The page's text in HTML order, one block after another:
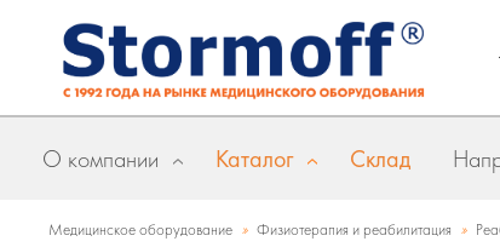
О компании Каталог Склад
Медицинское оборудование » Физиотерапия и реабилитация »